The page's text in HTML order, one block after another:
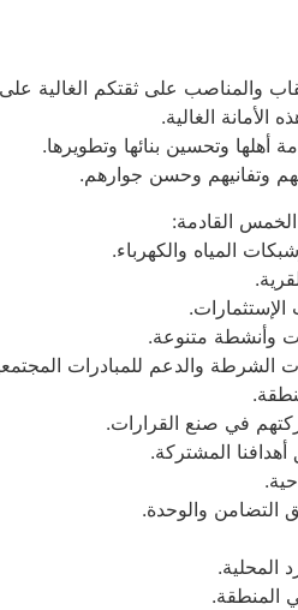
والمناصب على ثقتكم الغالية
الغالية.
أهلها وتحسين بنائها وتطويرها.
وتفانيهم وحسن جوارهم.
القادمة: